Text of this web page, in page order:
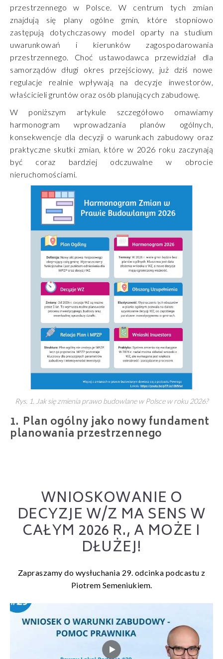
przestrzennego w Polsce. W centrum tych zmian
znajdują się plany ogólne gmin, które stopniowo
zastępują dotychczasowy model oparty na studium
uwarunkowań i kierunków zagospodarowania
przestrzennego. Choć ustawodawca przewidział dla
samorządów długi okres przejściowy, już dziś nowe
regulacje realnie wpływają na decyzje inwestorów,
właścicieli gruntów oraz osób planujących zabudowę.
W poniższym artykule szczegółowo omawiamy
harmonogram wprowadzania planów ogólnych,
konsekwencje dla decyzji o warunkach zabudowy oraz
praktyczne skutki zmian, które w 2026 roku zaczynają
być coraz bardziej odczuwalne w obrocie
nieruchomościami.
Rys. 1. Jak się zmienia prawo budowlane w Polsce w roku 2026?
Plan ogólny jako nowy fundament
planowania przestrzennego
WNIOSKOWANIE O
DECYZJE W/Z MA SENS W
CAŁYM 2026 R., A MOŻE I
DŁUŻEJ!
Zapraszamy do wysłuchania 29. odcinka podcastu z
Piotrem Semeniukiem.